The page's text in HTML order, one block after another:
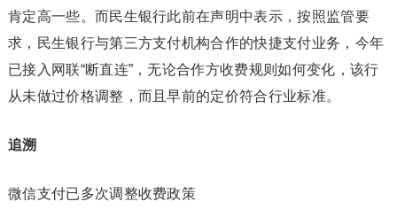
肯定高一些。而民生银行此前在声明中表示，按照监管要
求，民生银行与第三方支付机构合作的快捷支付业务，今年
已接入网联“断直连”，无论合作方收费规则如何变化，该行
从未做过价格调整，而且早前的定价符合行业标准。
追溯
微信支付已多次调整收费政策